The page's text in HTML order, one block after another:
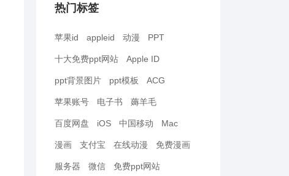
热门标签
苹果id appleid 动漫 PPT
十大免费ppt网站 Apple ID
ppt背景图片 ppt模板 ACG
苹果账号 电子书 薅羊毛
百度网盘 iOS 中国移动 Mac
漫画 支付宝 在线动漫 免费漫画
服务器 微信 免费ppt网站